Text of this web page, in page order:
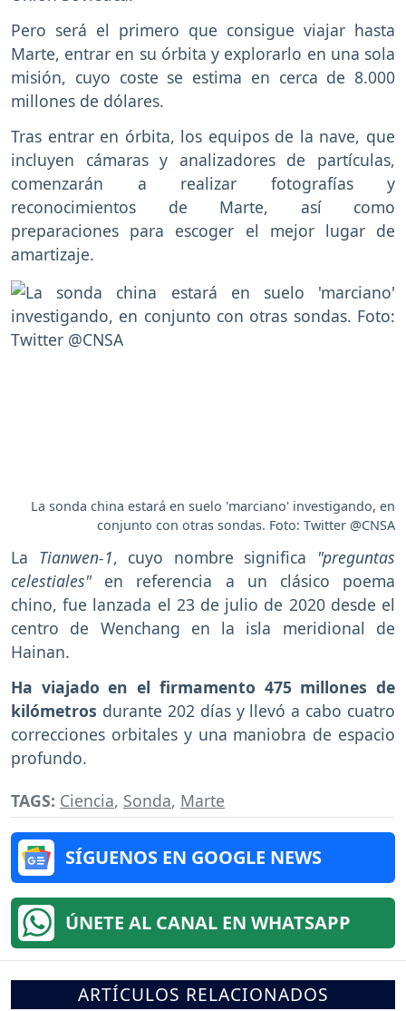
Pero será el primero que consigue viajar hasta
Marte, entrar en su órbita y explorarlo en una sola
misión, cuyo coste se estima en cerca de 8.000
millones de dólares.
Tras entrar en órbita, los equipos de la nave, que
incluyen cámaras y analizadores de partículas,
comenzarán a realizar fotografías y
reconocimientos de Marte, así como
preparaciones para escoger el mejor lugar de
amartizaje.
La sonda china estará en suelo 'marciano' investigando, en
conjunto con otras sondas. Foto: Twitter @CNSA
La Tianwen-1, cuyo nombre significa "preguntas
celestiales" en referencia a un clásico poema
chino, fue lanzada el 23 de julio de 2020 desde el
centro de Wenchang en la isla meridional de
Hainan.
Ha viajado en el firmamento 475 millones de
kilómetros durante 202 días y llevó a cabo cuatro
correcciones orbitales y una maniobra de espacio
profundo.
TAGS: Ciencia, Sonda, Marte
SÍGUENOS EN GOOGLE NEWS
ÚNETE AL CANAL EN WHATSAPP
ARTÍCULOS RELACIONADOS